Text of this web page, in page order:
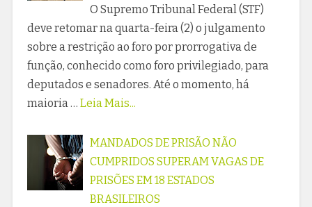
O Supremo Tribunal Federal (STF)
deve retomar na quarta-feira (2) o julgamento
sobre a restrição ao foro por prorrogativa de
função, conhecido como foro privilegiado, para
deputados e senadores. Até o momento, há
maioria … Leia Mais...
MANDADOS DE PRISÃO NÃO
CUMPRIDOS SUPERAM VAGAS DE
PRISÕES EM 18 ESTADOS
BRASILEIROS